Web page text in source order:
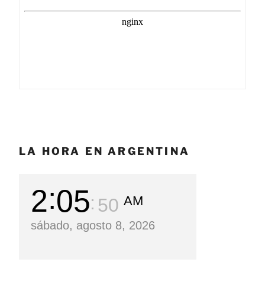
LA HORA EN ARGENTINA
2 05 52 AM
sábado, agosto 8, 2026